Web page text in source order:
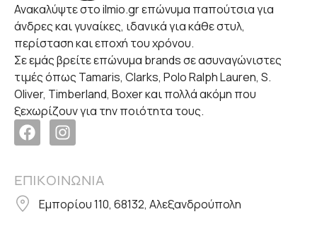
Ανακαλύψτε στο ilmio.gr επώνυμα παπούτσια για
άνδρες και γυναίκες, ιδανικά για κάθε στυλ,
περίσταση και εποχή του χρόνου.
Σε εμάς βρείτε επώνυμα brands σε ασυναγώνιστες
τιμές όπως Tamaris, Clarks, Polo Ralph Lauren, S.
Oliver, Timberland, Boxer και πολλά ακόμη που
ξεχωρίζουν για την ποιότητα τους.
ΕΠΙΚΟΙΝΩΝΙΑ
Εμπορίου 110, 68132, Αλεξανδρούπολη